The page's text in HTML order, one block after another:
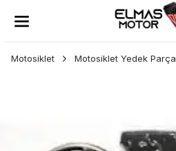
Motosiklet Motosiklet Yedek Parça